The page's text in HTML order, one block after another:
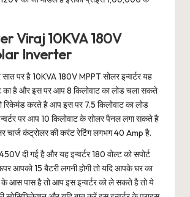
Viraj 10KVA 180V
Inverter
सात पर है 10KVA 180V MPPT सोलर इन्वर्टर यह
का है और इस पर आप 8 किलोवाट का लोड चला सकते
करते है आप इस पर 7.5 किलोवाट का लोड
पर आप 10 किलोवाट के सोलर पैनल लगा सकते है
चार्ज कंट्रोलर की करंट रेटिंग लगभग 40 Amp है.
दी गई है और यह इन्वर्टर 180 वोल्ट को सपोर्ट
आपको 15 बैटरी लगनी होगी तो यदि आपके घर का
के आस पास है तो आप इस इन्वर्टर को ले सकते है तो ये